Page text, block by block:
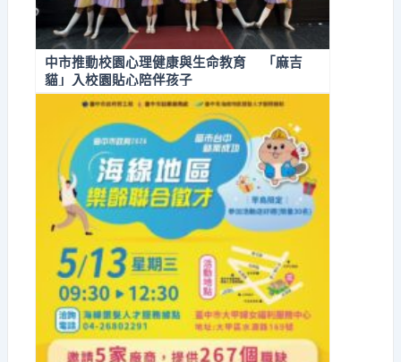
中市推動校園心理健康與生命教育 「麻吉
貓」入校園貼心陪伴孩子